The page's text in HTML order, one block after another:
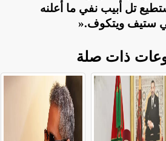
تل أبيب نفي ما أعلنه
ستيف ويتكوف».
ذات صلة